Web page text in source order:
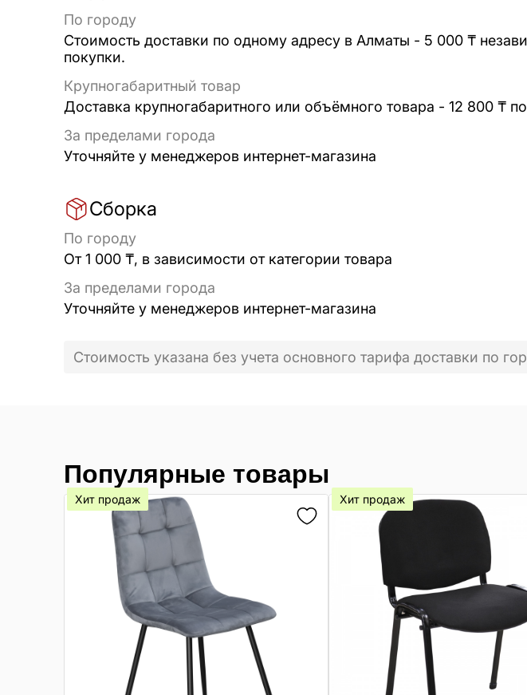
По городу
Стоимость доставки по одному адресу в Алматы - 5 000 ₸
покупки.
Крупногабаритный товар
Доставка крупногабаритного или объёмного товара - 12 800 ₸
За пределами города
Уточняйте у менеджеров интернет-магазина
Сборка
По городу
От 1 000 ₸, в зависимости от категории товара
За пределами города
Уточняйте у менеджеров интернет-магазина
Стоимость указана без учета основного тарифа доставки по
Популярные товары
Хит продаж Хит продаж